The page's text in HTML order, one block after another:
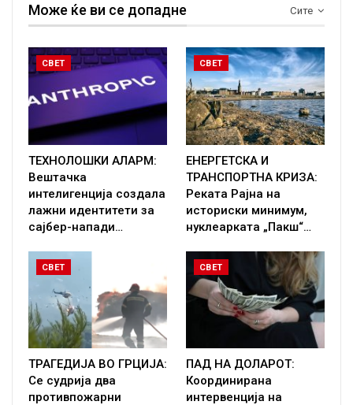
Сите
Може ќе ви се допадне
СВЕТ
ТЕХНОЛОШКИ АЛАРМ:
Вештачка
интелигенција создала
лажни идентитети за
сајбер-напади…
СВЕТ
ЕНЕРГЕТСКА И
ТРАНСПОРТНА КРИЗА:
Реката Рајна на
историски минимум,
нуклеарката „Пакш“…
СВЕТ
ТРАГЕДИЈА ВО ГРЦИЈА:
Се судрија два
противпожарни
СВЕТ
ПАД НА ДОЛАРОТ:
Координирана
интервенција на